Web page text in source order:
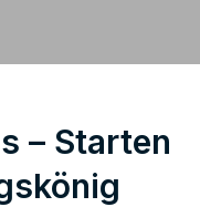
– Starten